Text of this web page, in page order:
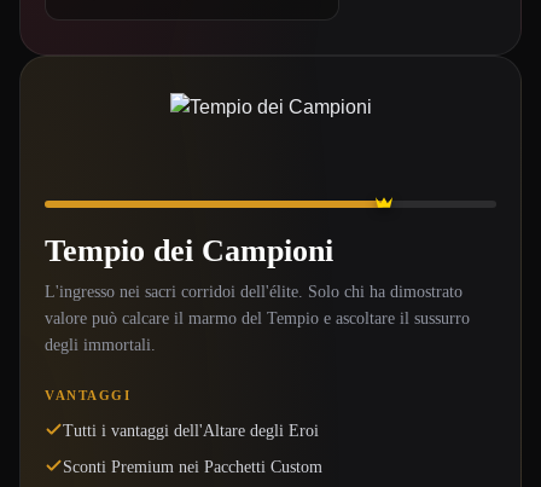
Tempio dei Campioni
L'ingresso nei sacri corridoi dell'élite. Solo chi ha dimostrato
valore può calcare il marmo del Tempio e ascoltare il sussurro
degli immortali.
VANTAGGI
Tutti i vantaggi dell'Altare degli Eroi
Sconti Premium nei Pacchetti Custom